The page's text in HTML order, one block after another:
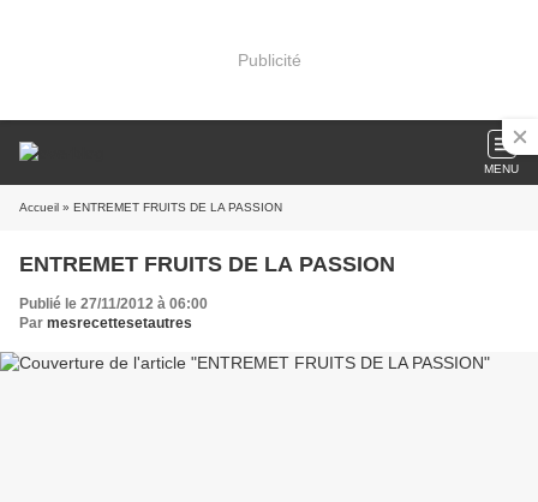
Publicité
MENU
Accueil » ENTREMET FRUITS DE LA PASSION
ENTREMET FRUITS DE LA PASSION
Publié le 27/11/2012 à 06:00
Par mesrecettesetautres